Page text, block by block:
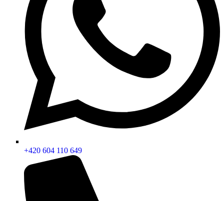
+420 604 110 649